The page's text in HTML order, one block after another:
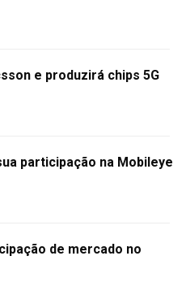
e produzirá chips 5G
participação na Mobileye
de mercado no